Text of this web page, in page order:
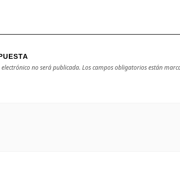
no será publicada. Los campos obligatorios están